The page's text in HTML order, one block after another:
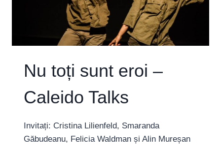
Nu toți sunt eroi –
Caleido Talks
Invitați: Cristina Lilienfeld, Smaranda
Găbudeanu, Felicia Waldman și Alin Mureșan